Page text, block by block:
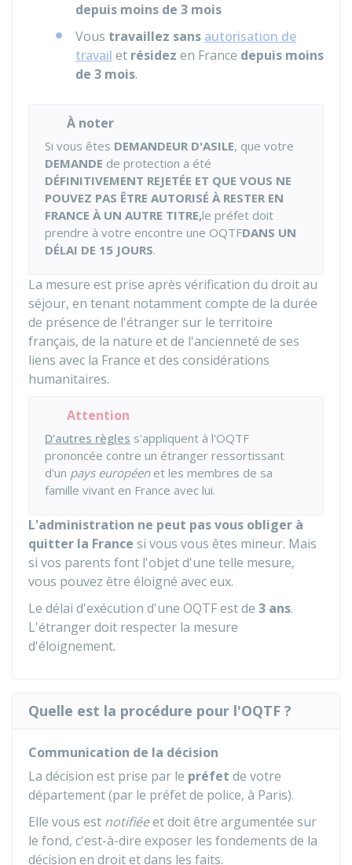
depuis moins de 3 mois
Vous travaillez sans autorisation de
travail et résidez en France depuis moins
de 3 mois.
À noter
Si vous êtes DEMANDEUR D'ASILE, que votre
DEMANDE de protection a été
DÉFINITIVEMENT REJETÉE ET QUE VOUS NE
POUVEZ PAS ÊTRE AUTORISÉ À RESTER EN
FRANCE À UN AUTRE TITRE,le préfet doit
prendre à votre encontre une OQTFDANS UN
DÉLAI DE 15 JOURS.
La mesure est prise après vérification du droit au
séjour, en tenant notamment compte de la durée
de présence de l'étranger sur le territoire
français, de la nature et de l'ancienneté de ses
liens avec la France et des considérations
humanitaires.
Attention
D'autres règles s'appliquent à l'OQTF
prononcée contre un étranger ressortissant
d'un pays européenet les membres de sa
famille vivant en France avec lui.
L'administration ne peut pas vous obliger à
quitter la France si vous vous êtes mineur. Mais
si vos parents font l'objet d'une telle mesure,
vous pouvez être éloigné avec eux.
Le délai d'exécution d'une OQTF est de 3 ans.
L'étranger doit respecter la mesure
d'éloignement.
Quelle est la procédure pour l'OQTF ?
Communication de la décision
La décision est prise par le préfet de votre
département (par le préfet de police, à Paris).
Elle vous est notifiéeet doit être argumentée sur
le fond, c'est-à-dire exposer les fondements de la
décision en droit et dans les faits.